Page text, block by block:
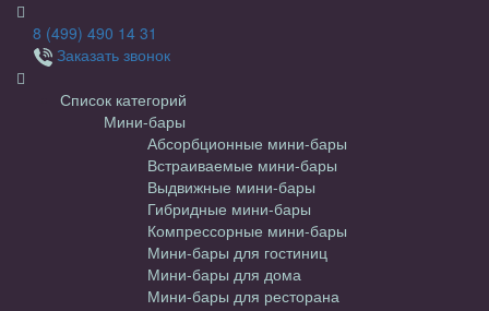
8 (499) 490 14 31
Заказать звонок
Список категорий
Мини-бары
Абсорбционные мини-бары
Встраиваемые мини-бары
Выдвижные мини-бары
Гибридные мини-бары
Компрессорные мини-бары
Мини-бары для гостиниц
Мини-бары для дома
Мини-бары для ресторана